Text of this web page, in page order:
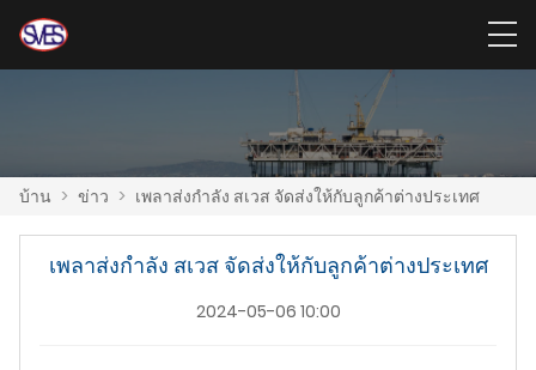
บ้าน > ข่าว > เพลาส่งกำลัง สเวส จัดส่งให้กับลูกค้าต่างประเทศ
เพลาส่งกำลัง สเวส จัดส่งให้กับลูกค้าต่างประเทศ
2024-05-06 10:00